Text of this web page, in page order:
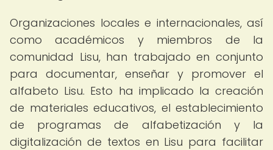
Organizaciones locales e internacionales, así
como académicos y miembros de la
comunidad Lisu, han trabajado en conjunto
para documentar, enseñar y promover el
alfabeto Lisu. Esto ha implicado la creación
de materiales educativos, el establecimiento
de programas de alfabetización y la
digitalización de textos en Lisu para facilitar